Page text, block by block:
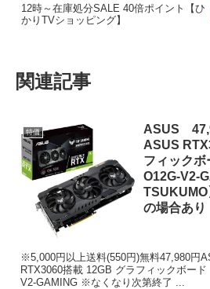
12時～在庫処分SALE 40倍ポイント【ひ
かりTVショッピング】
関連記事
特価
ASUS
ASUS
フィック
O12G-V2-
TSUKUMO
の場合あり
※5,000円以上送料(550円)無料47,980円
RTX3060搭載 12GB グラフィックボー
V2-GAMING ※なくなり次第終了 ...